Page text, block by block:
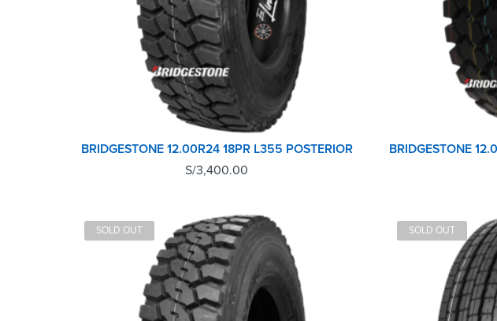
BRIDGESTONE 12.00R24 18PR L355 POSTERIOR
S/3,400.00
SOLD OUT SOLD OUT